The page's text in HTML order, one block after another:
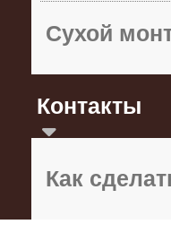
Сухой
Контакты
Как